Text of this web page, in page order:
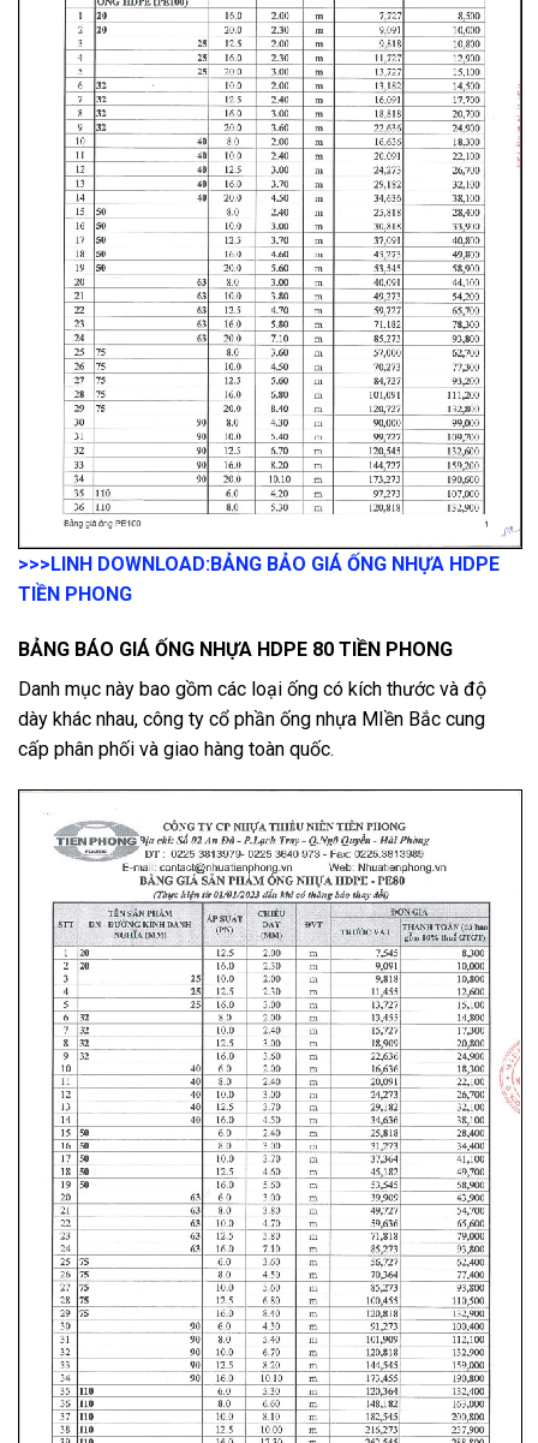
>>>LINH DOWNLOAD:BẢNG BẢO GIÁ ỐNG NHỰA HDPE
TIỀN PHONG
BẢNG BÁO GIÁ ỐNG NHỰA HDPE 80 TIỀN PHONG
Danh mục này bao gồm các loại ống có kích thước và độ
dày khác nhau, công ty cổ phần ống nhựa MIền Bắc cung
cấp phân phối và giao hàng toàn quốc.